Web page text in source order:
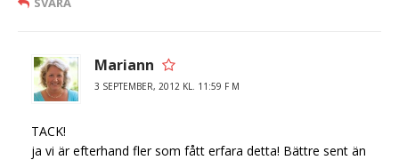
Mariann
3 SEPTEMBER, 2012 KL. 11:59 F M
TACK!
ja vi är efterhand fler som fått erfara detta! Bättre sent än